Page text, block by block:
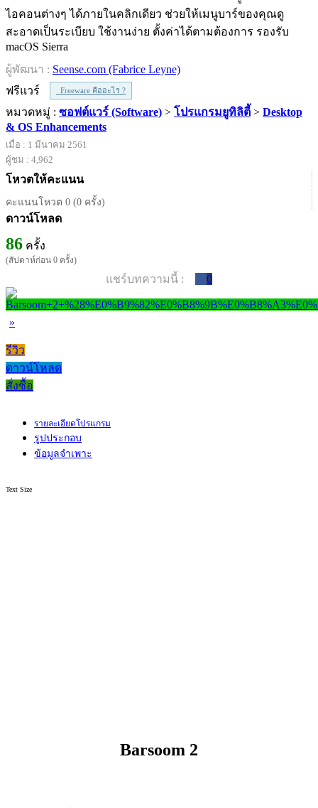
ไอคอนต่างๆ ได้ภายในคลิกเดียว ช่วยให้เมนูบาร์ของคุณดู
สะอาดเป็นระเบียบ ใช้งานง่าย ตั้งค่าได้ตามต้องการ รองรับ
macOS Sierra
ผู้พัฒนา : Seense.com (Fabrice Leyne)
ฟรีแวร์
Freeware คืออะไร ?
หมวดหมู่ : ซอฟต์แวร์ (Software) > โปรแกรมยูทิลิตี้ > Desktop
& OS Enhancements
เมื่อ : 1 มีนาคม 2561
ผู้ชม : 4,962
โหวตให้คะแนน
คะแนนโหวต 0 (0 ครั้ง)
ดาวน์โหลด
86 ครั้ง
(สัปดาห์ก่อน 0 ครั้ง)
แชร์บทความนี้ : 0
»
รีวิว
ดาวน์โหลด
สั่งซื้อ
รายละเอียดโปรแกรม
รูปประกอบ
ข้อมูลจำเพาะ
Text Size
Barsoom 2